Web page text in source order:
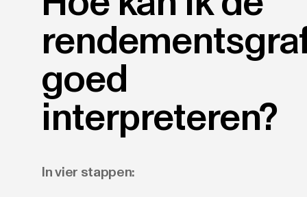
goed
interpreteren?
In vier stappen: